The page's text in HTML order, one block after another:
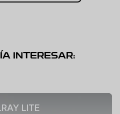
INTERESAR:
LITE